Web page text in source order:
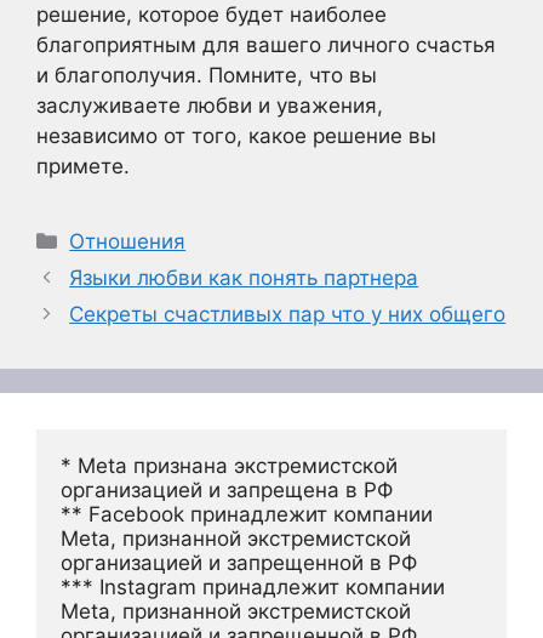
решение, которое будет наиболее
благоприятным для вашего личного счастья
и благополучия. Помните, что вы
заслуживаете любви и уважения,
независимо от того, какое решение вы
примете.
Рубрики
Отношения
Языки любви как понять партнера
Секреты счастливых пар что у них общего
* Meta признана экстремистской
организацией и запрещена в РФ
** Facebook принадлежит компании
Meta, признанной экстремистской
организацией и запрещенной в РФ
*** Instagram принадлежит компании
Meta, признанной экстремистской